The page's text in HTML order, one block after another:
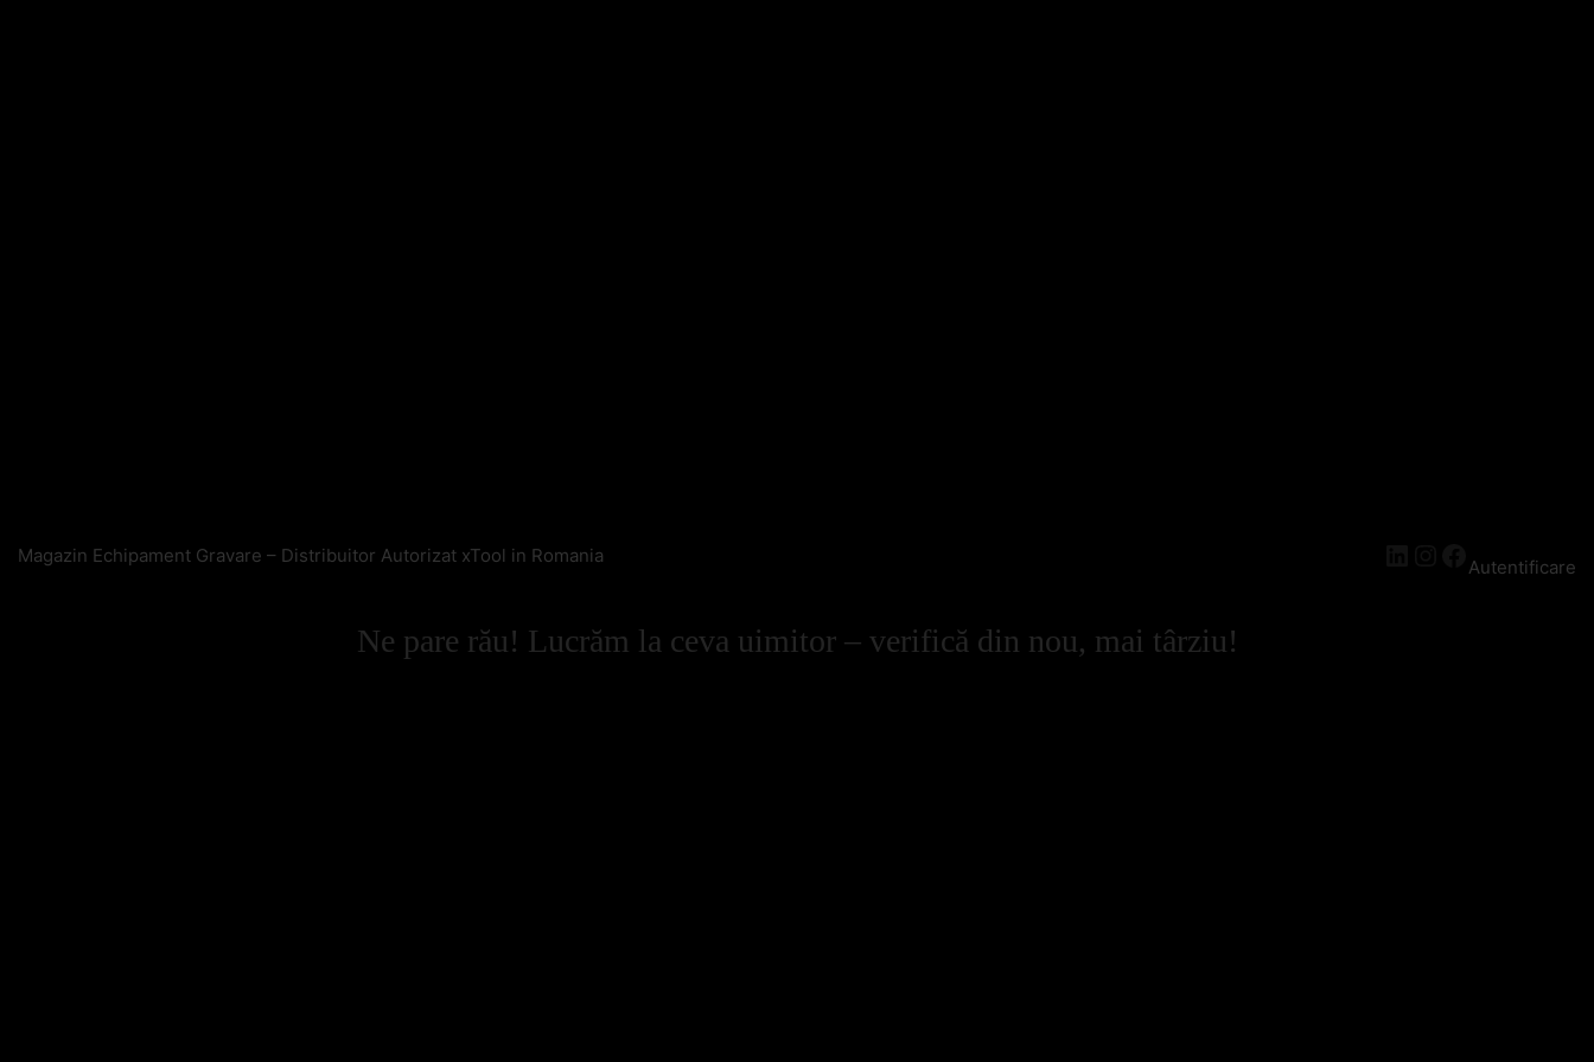
Magazin Echipament Gravare – Distribuitor Autorizat xTool in Romania LinkedIn
Instagram
Facebook
Autentificare
Ne pare rău! Lucrăm la ceva uimitor – verifică din nou, mai târziu!